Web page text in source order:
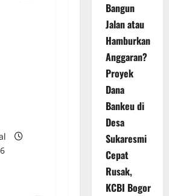
Bangun
Jalan atau
Hamburkan
Anggaran?
Proyek
Dana
Bankeu di
Desa
Sukaresmi
Cepat
Rusak,
KCBI Bogor